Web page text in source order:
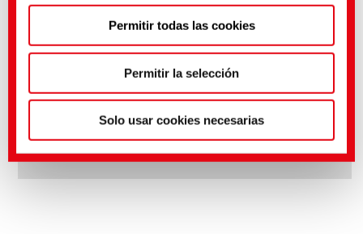
Puedes hacer ajustes más precisos aquí o en nuestra
política de privacidad.(Impresión)
Permitir todas las cookies
Permitir la selección
Solo usar cookies necesarias
FELOSAN FOX-LF